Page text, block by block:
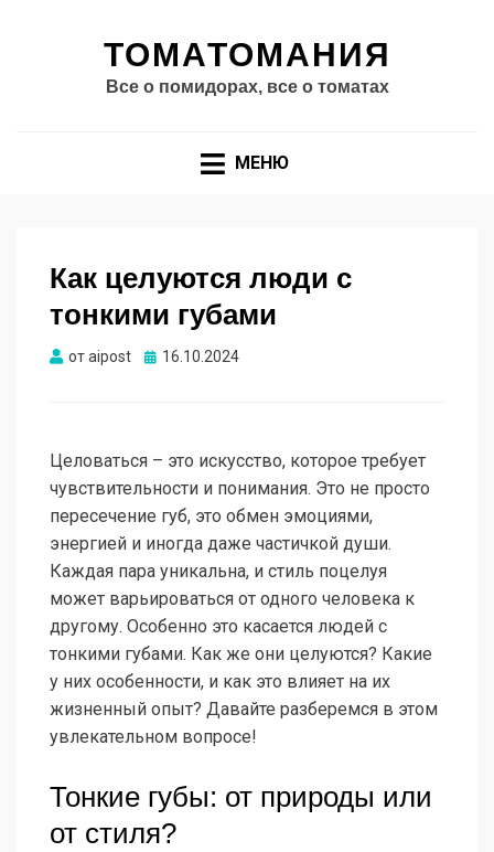
ТОМАТОМАНИЯ
Все о помидорах, все о томатах
МЕНЮ
Как целуются люди с
тонкими губами
отaipost Опубликовано
16.10.2024
Целоваться – это искусство, которое требует
чувствительности и понимания. Это не просто
пересечение губ, это обмен эмоциями,
энергией и иногда даже частичкой души.
Каждая пара уникальна, и стиль поцелуя
может варьироваться от одного человека к
другому. Особенно это касается людей с
тонкими губами. Как же они целуются? Какие
у них особенности, и как это влияет на их
жизненный опыт? Давайте разберемся в этом
увлекательном вопросе!
Тонкие губы: от природы или
от стиля?